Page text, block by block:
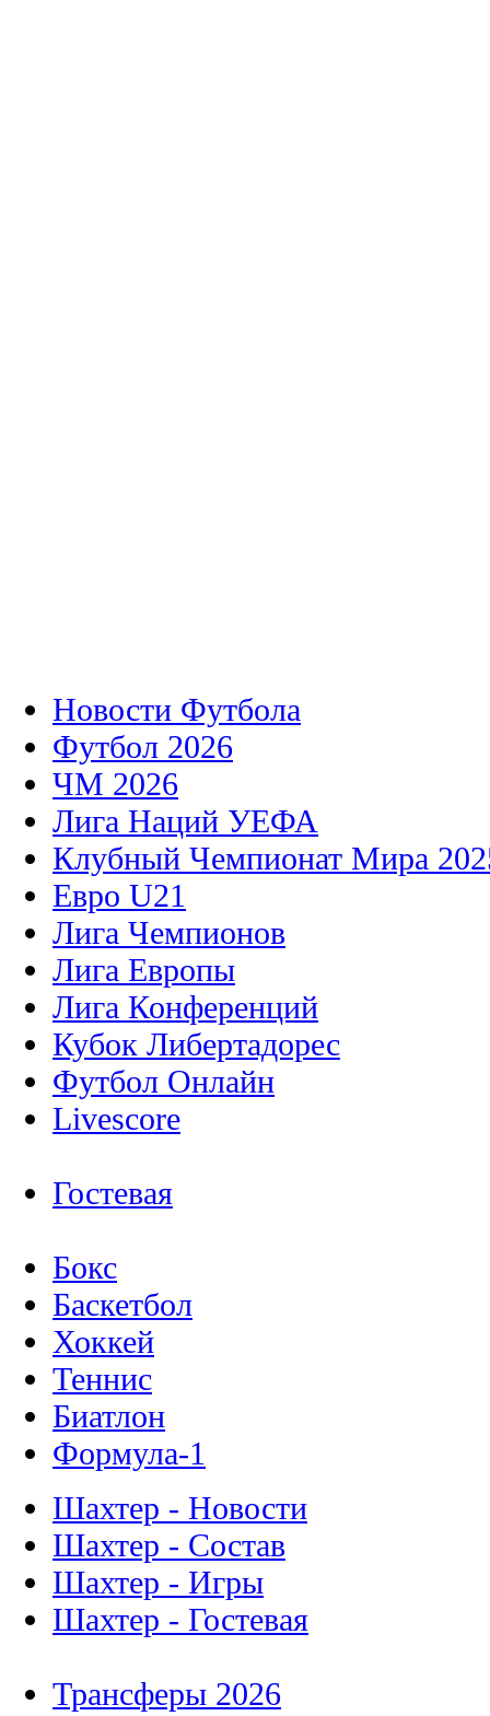
Новости Футбола
Футбол 2026
ЧМ 2026
Лига Наций УЕФА
Клубный Чемпионат Мира
Евро U21
Лига Чемпионов
Лига Европы
Лига Конференций
Кубок Либертадорес
Футбол Онлайн
Livescore
Гостевая
Бокс
Баскетбол
Хоккей
Теннис
Биатлон
Формула-1
Шахтер - Новости
Шахтер - Состав
Шахтер - Игры
Шахтер - Гостевая
Трансферы 2026